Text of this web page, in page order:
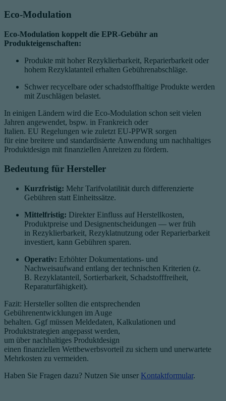
Eco-Modulation
Eco-Modulation koppelt die EPR-Gebühr an
Produkteigenschaften:
Produkte mit hoher Rezyklierbarkeit, Reparierbarkeit oder
hohem Rezyklatanteil erhalten Gebührenabschläge.
Schwer recycelbare oder schadstoffhaltige Produkte werden
mit Zuschlägen belastet.
In einigen Ländern wird die Eco-Modulation schon seit vielen
Jahren angewendet, bspw. in Frankreich oder
Italien. EU Regelungen wie zuletzt EU-PPWR sorgen
für eine breitere und standardisierte Anwendung um nachhaltiges
Produktdesign mit finanziellen Anreizen zu fördern.
Bedeutung für Hersteller
Kurzfristig: Mehr Tarifvolatilität durch differenzierte
Gebühren statt Einheitssätze.
Mittelfristig: Direkter Einfluss auf Herstellkosten,
Produktpreise und Designentscheidungen — wer früh
in Rezyklierbarkeit, Rezyklatnutzung oder Reparierbarkeit
investiert, kann Gebühren sparen.
Operativ: Erhöhter Dokumentations- und
Nachweisaufwand entlang der technischen Kriterien (z.
B. Rezyklatanteil, Sortierbarkeit, Schadstofffreiheit,
Reparaturfähigkeit).
Fazit: Hersteller sollten die entsprechenden
Gebührenentwicklungen im Auge
behalten. Ggf müssen Meldedaten, Kalkulationen und
Produktstrategien angepasst werden,
um über nachhaltiges Produktdesign
einen finanziellen Wettbewerbsvorteil zu sichern und unerwartete
Mehrkosten zu vermeiden.
Haben Sie Fragen dazu? Nutzen Sie unser Kontaktformular.